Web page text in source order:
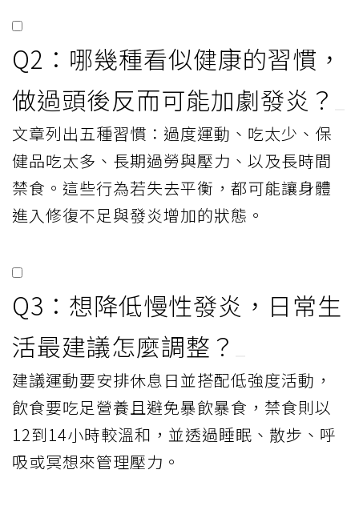
Q2：哪幾種看似健康的習慣，
做過頭後反而可能加劇發炎？
文章列出五種習慣：過度運動、吃太少、保
健品吃太多、長期過勞與壓力、以及長時間
禁食。這些行為若失去平衡，都可能讓身體
進入修復不足與發炎增加的狀態。
Q3：想降低慢性發炎，日常生
活最建議怎麼調整？
建議運動要安排休息日並搭配低強度活動，
飲食要吃足營養且避免暴飲暴食，禁食則以
12到14小時較溫和，並透過睡眠、散步、呼
吸或冥想來管理壓力。